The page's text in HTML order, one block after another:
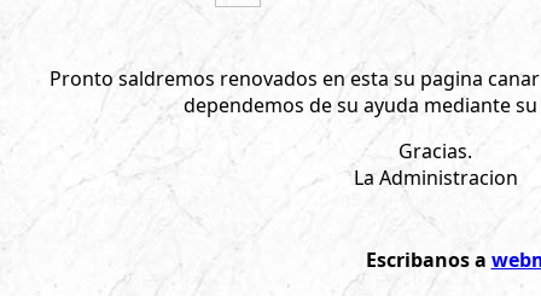
Pronto saldremos renovados en esta su pagina
dependemos de su ayuda mediante
Gracias.
La Administracion
Escribanos a